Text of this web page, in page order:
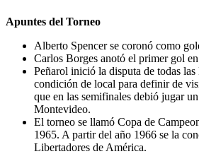
Apuntes del Torneo
Alberto Spencer se coronó como
Carlos Borges anotó el primer gol
Peñarol inició la disputa de todas las
condición de local para definir de
que en las semifinales debió jugar
Montevideo.
El torneo se llamó Copa de
1965. A partir del año 1966 se la
Libertadores de América.